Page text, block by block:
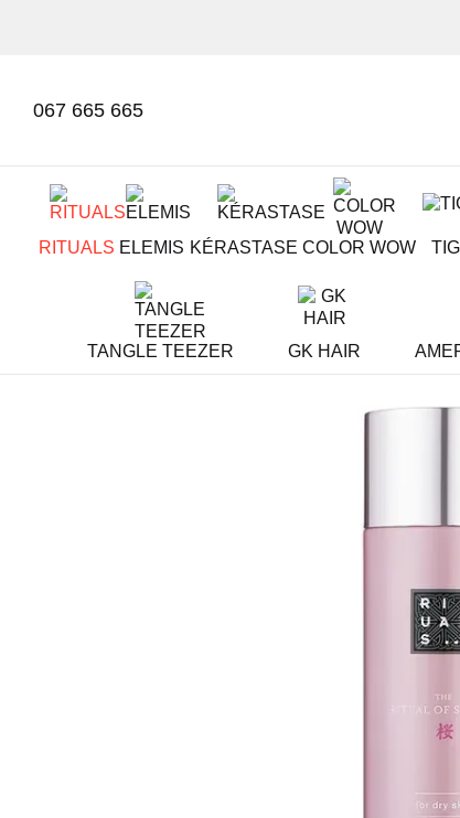
067 665 665
RITUALS ELEMIS KÉRASTASE COLOR WOW TIGI
TANGLE TEEZER GK HAIR